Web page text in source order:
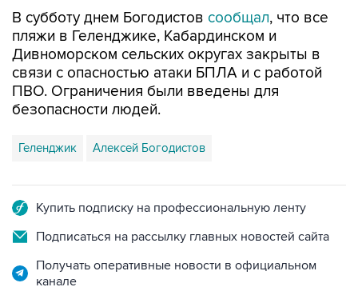
В субботу днем Богодистов сообщал, что все
пляжи в Геленджике, Кабардинском и
Дивноморском сельских округах закрыты в
связи с опасностью атаки БПЛА и с работой
ПВО. Ограничения были введены для
безопасности людей.
Геленджик Алексей Богодистов
Купить подписку на профессиональную ленту
Подписаться на рассылку главных новостей сайта
Получать оперативные новости в официальном
канале